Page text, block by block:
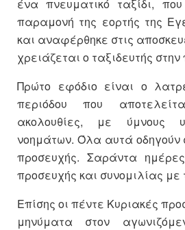
ένα πνευματικό ταξίδι,
παραμονή της εορτής της
και αναφέρθηκε στις
χρειάζεται ο ταξιδευτής στην
Πρώτο εφόδιο είναι ο
περιόδου που
ακολουθίες, με ύμνους
νοημάτων. Όλα αυτά οδηγούν
προσευχής. Σαράντα
προσευχής και συνομιλίας με
Επίσης οι πέντε Κυριακές
μηνύματα στον